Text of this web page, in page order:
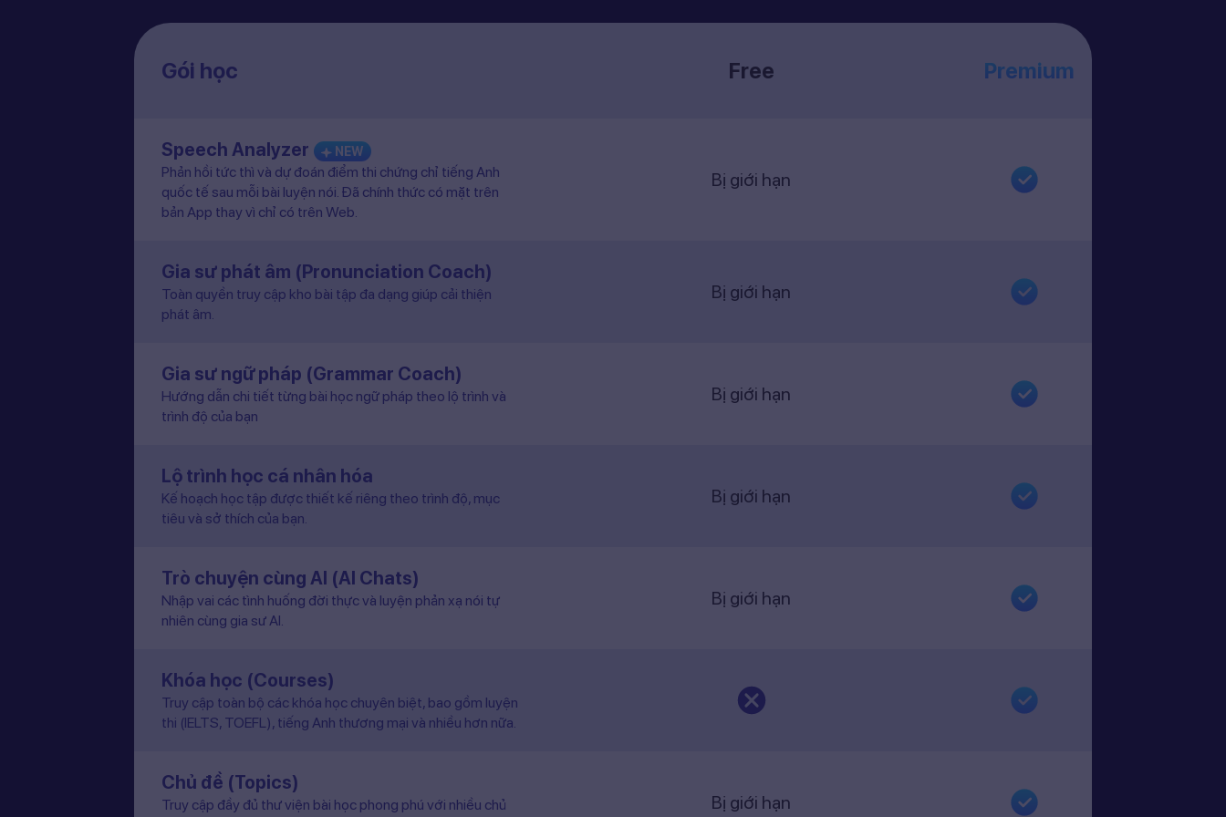
Gói học Free Premium
Speech Analyzer NEW
Phản hồi tức thì và dự đoán điểm thi chứng chỉ tiếng Anh
quốc tế sau mỗi bài luyện nói. Đã chính thức có mặt trên
bản App thay vì chỉ có trên Web.
Bị giới hạn
Gia sư phát âm (Pronunciation Coach)
Toàn quyền truy cập kho bài tập đa dạng giúp cải thiện
phát âm.
Bị giới hạn
Gia sư ngữ pháp (Grammar Coach)
Hướng dẫn chi tiết từng bài học ngữ pháp theo lộ trình và
trình độ của bạn
Bị giới hạn
Lộ trình học cá nhân hóa
Kế hoạch học tập được thiết kế riêng theo trình độ, mục
tiêu và sở thích của bạn.
Bị giới hạn
Trò chuyện cùng AI (AI Chats)
Nhập vai các tình huống đời thực và luyện phản xạ nói tự
nhiên cùng gia sư AI.
Bị giới hạn
Khóa học (Courses)
Truy cập toàn bộ các khóa học chuyên biệt, bao gồm luyện
thi (IELTS, TOEFL), tiếng Anh thương mại và nhiều hơn nữa.
Chủ đề (Topics)
Truy cập đầy đủ thư viện bài học phong phú với nhiều chủ
Bị giới hạn